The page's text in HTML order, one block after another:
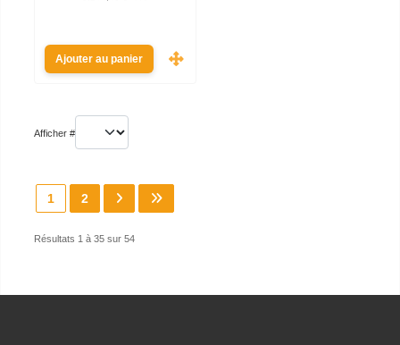
Ajouter au panier
Afficher #
1 2
Résultats 1 à 35 sur 54